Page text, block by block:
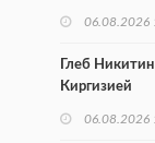
06.08.2026
Глеб
Киргизией
06.08.2026